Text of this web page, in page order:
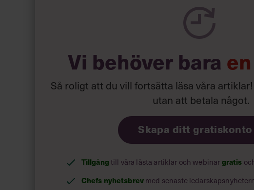
Siri Wikander: ”Led som i
Vi behöver bara
Så roligt att du vill fortsätta läsa våra
utan att betala något.
Skapa ditt gratiskonto
Tillgång till våra låsta artiklar och webinar gratis
Chefs nyhetsbrev med senaste